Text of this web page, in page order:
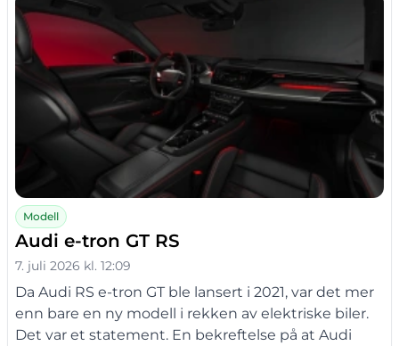
Modell
Audi e-tron GT RS
7. juli 2026 kl. 12:09
Da Audi RS e-tron GT ble lansert i 2021, var det mer
enn bare en ny modell i rekken av elektriske biler.
Det var et statement. En bekreftelse på at Audi